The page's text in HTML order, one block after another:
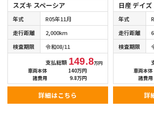
スズキ スペーシア
年式
R05年11月
走行距離
2,000km
検査期限
令和08/11
支払総額 149.8万円
車両本体
140万円
諸費用
9.8万円
詳細はこちら
日産 デイズ
年式
走行距離
検査期限
車両本体
諸費用
詳